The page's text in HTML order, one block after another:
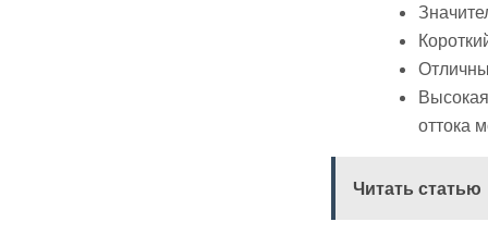
оттока
Читать статью